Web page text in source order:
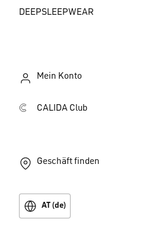
DEEPSLEEPWEAR
Mein Konto
CALIDA Club
Geschäft finden
AT (de)